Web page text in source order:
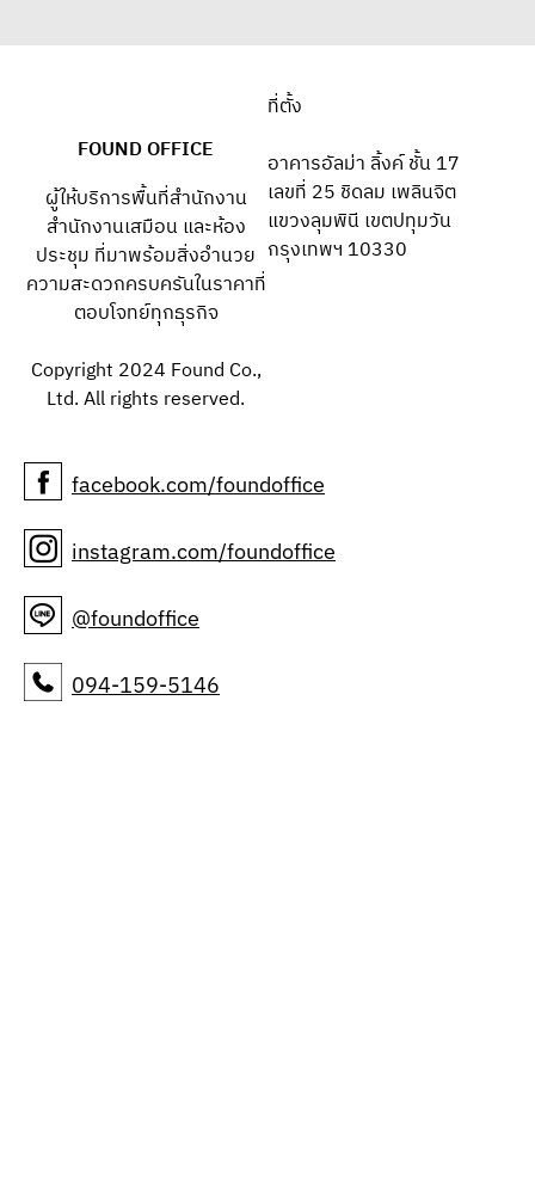
FOUND OFFICE
ผู้ให้บริการพื้นที่สำนักงาน
สำนักงานเสมือน และห้อง
ประชุม ที่มาพร้อมสิ่งอำนวย
ความสะดวกครบครันในราคาที่
ตอบโจทย์ทุกธุรกิจ
Copyright 2024 Found Co.,
Ltd. All rights reserved.
ที่ตั้ง
อาคารอัลม่า ลิ้งค์ ชั้น 17
เลขที่ 25 ชิดลม เพลินจิต
แขวงลุมพินี เขตปทุมวัน
กรุงเทพฯ 10330
facebook.com/foundoffice
instagram.com/foundoffice
@foundoffice
094-159-5146